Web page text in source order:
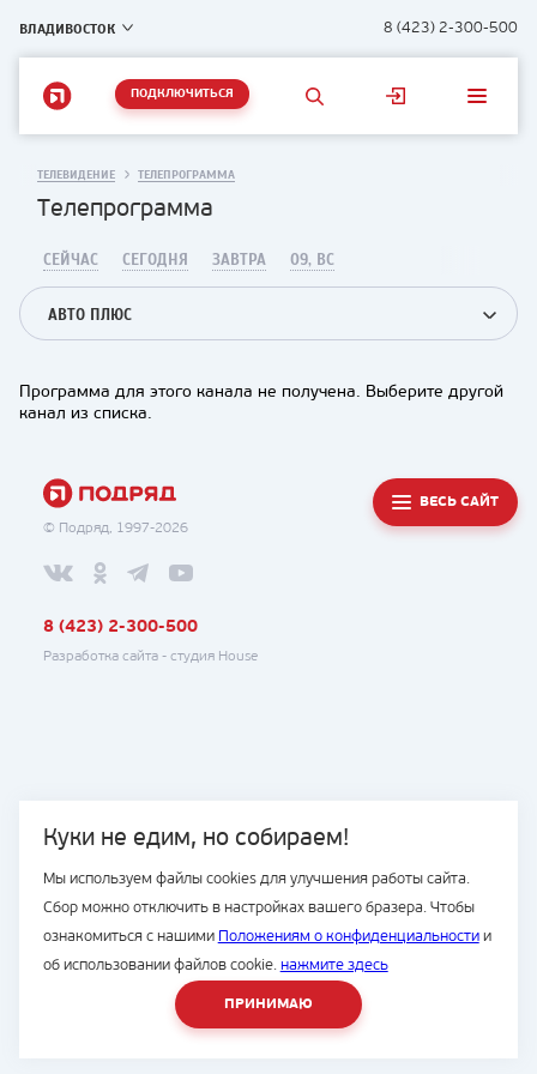
ВЛАДИВОСТОК 8 (423) 2-300-500
ПОДКЛЮЧИТЬСЯ
Куки не едим, но собираем!
Мы используем файлы cookies для улучшения работы сайта.
Сбор можно отключить в настройках вашего бразера. Чтобы
ознакомиться с нашими Положениям о конфиденциальностии
об использовании файлов cookie. нажмите здесь
ПРИНИМАЮ
ТЕЛЕВИДЕНИЕ ТЕЛЕПРОГРАММА
Телепрограмма
СЕЙЧАС СЕГОДНЯ ЗАВТРА 09, ВС
АВТО ПЛЮС
Программа для этого канала не получена. Выберите другой
канал из списка.
© Подряд, 1997-2026
ВЕСЬ САЙТ
8 (423) 2-300-500
Разработка сайта - студия House